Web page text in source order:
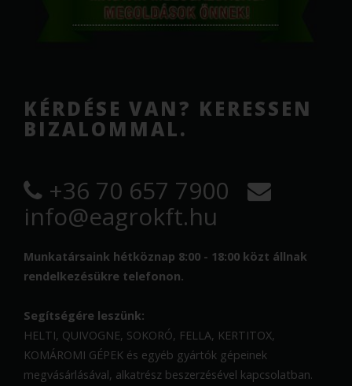
KÉRDÉSE VAN? KERESSEN
BIZALOMMAL.
+36 70 657 7900
info@eagrokft.hu
Munkatársaink hétköznap 8:00 - 18:00 közt állnak
rendelkezésükre telefonon.
Segítségére leszünk:
HELTI, QUIVOGNE, SOKORÓ, FELLA, KERTITOX,
KOMÁROMI GÉPEK és egyéb gyártók gépeinek
megvásárlásával, alkatrész beszerzésével kapcsolatban.